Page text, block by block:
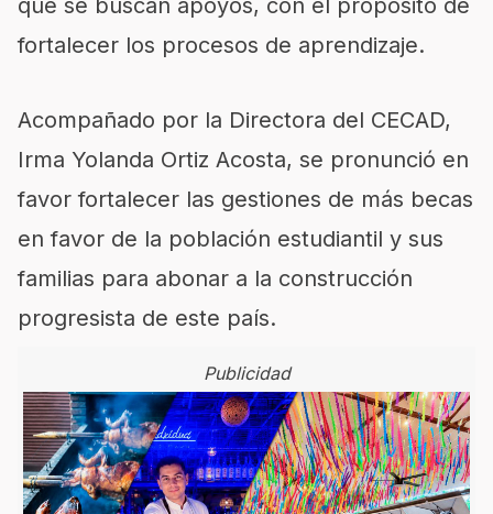
que se buscan apoyos, con el propósito de
fortalecer los procesos de aprendizaje.
Acompañado por la Directora del CECAD,
Irma Yolanda Ortiz Acosta, se pronunció en
favor fortalecer las gestiones de más becas
en favor de la población estudiantil y sus
familias para abonar a la construcción
progresista de este país.
Publicidad